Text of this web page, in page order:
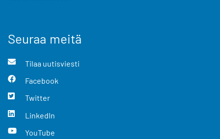
Seuraa meitä
Tilaa uutisviesti
Facebook
Twitter
LinkedIn
YouTube